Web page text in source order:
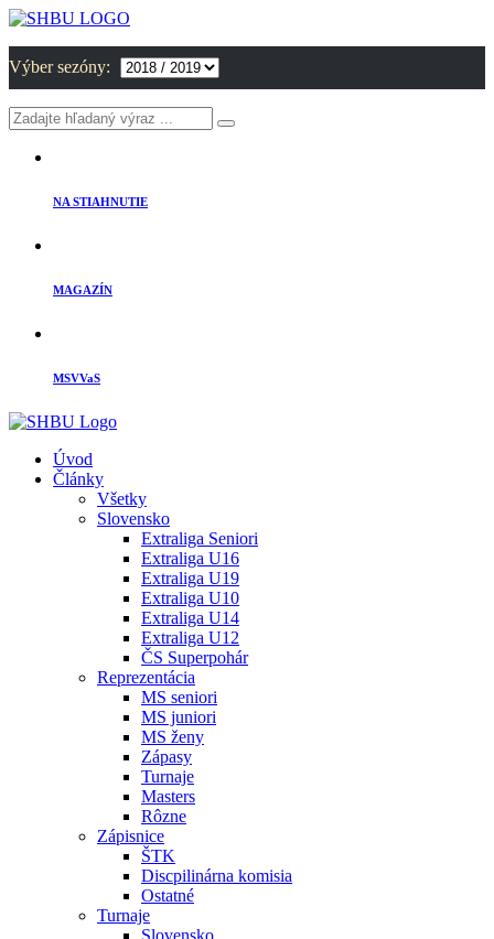
Výber sezóny:
NA STIAHNUTIE
MAGAZÍN
MSVVaS
Úvod
Články
Všetky
Slovensko
Extraliga Seniori
Extraliga U16
Extraliga U19
Extraliga U10
Extraliga U14
Extraliga U12
ČS Superpohár
Reprezentácia
MS seniori
MS juniori
MS ženy
Zápasy
Turnaje
Masters
Rôzne
Zápisnice
ŠTK
Discpilinárna komisia
Ostatné
Turnaje
Slovensko